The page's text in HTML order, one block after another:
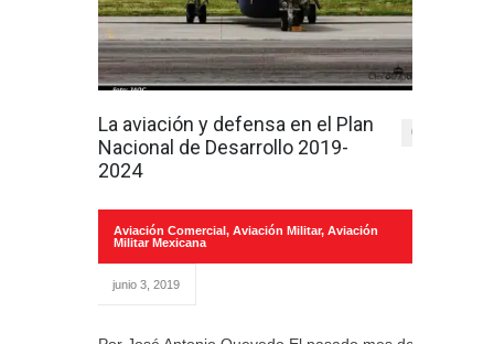
La aviación y defensa en el Plan
Nacional de Desarrollo 2019-
2024
0
Aviación Comercial, Aviación Militar, Aviación
Militar Mexicana
junio 3, 2019